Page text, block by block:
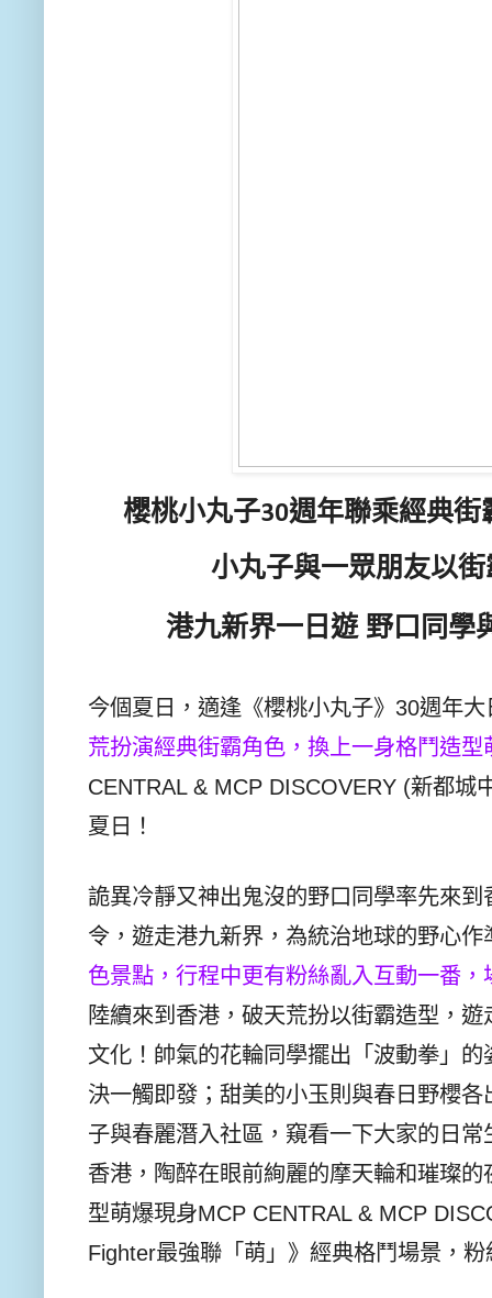
櫻桃小丸子30週年聯乘經典
小丸子與一眾朋友以
港九新界一日遊 野口同學
今個夏日，適逢《櫻桃小丸子》30週年大
荒扮演經典街霸角色，換上一身格鬥造型
CENTRAL & MCP DISCOVERY (新都城
夏日！
詭異冷靜又神出鬼沒的野口同學率先來到
令，遊走港九新界， 為統治地球的野心作
色景點， 行程中更有粉絲亂入互動一番，
陸續來到香港，破天荒扮以街霸造型， 遊
文化！ 帥氣的花輪同學擺出「波動拳」的
決一觸即發； 甜美的小玉則與春日野櫻
子與春麗潛入社區，窺看一下大家的日常
香港， 陶醉在眼前絢麗的摩天輪和璀璨的
型萌爆現身MCP CENTRAL & MCP
Fighter最強聯「萌」》經典格鬥場景，